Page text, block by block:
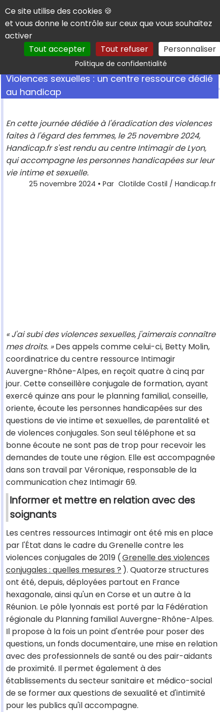
Panneau de gestion des cookies
Ce site utilise des cookies 🍪
et vous donne le contrôle sur ceux que vous souhaitez
activer
Tout accepter
Tout refuser Personnaliser
Politique de confidentialitéRechercher
Violences sexuelles : un centre ressource dédié
au handicap
En cette journée dédiée à l'éradication des violences
faites à l'égard des femmes, le 25 novembre 2024,
Handicap.fr s'est rendu au centre Intimagir de Lyon,
qui accompagne les personnes handicapées sur leur
vie intime et sexuelle.
25 novembre 2024 • Par Clotilde Costil / Handicap.fr
« J'ai subi des violences sexuelles, j'aimerais connaître
mes droits. »Des appels comme celui-ci, Betty Molin,
coordinatrice du centre ressource Intimagir
Auvergne-Rhône-Alpes, en reçoit quatre à cinq par
jour. Cette conseillère conjugale de formation, ayant
exercé quinze ans pour le planning familial, conseille,
oriente, écoute les personnes handicapées sur des
questions de vie intime et sexuelles, de parentalité et
de violences conjugales. Son seul téléphone et sa
bonne écoute ne sont pas de trop pour recevoir les
demandes de toute une région. Elle est accompagnée
dans son travail par Véronique, responsable de la
communication chez Intimagir 69.
Informer et mettre en relation avec des
soignants
Les centres ressources Intimagir ont été mis en place
par l'État dans le cadre du Grenelle contre les
violences conjugales de 2019 (Grenelle des violences
conjugales : quelles mesures ? ). Quatorze structures
ont été, depuis, déployées partout en France
hexagonale, ainsi qu'un en Corse et un autre à la
Réunion. Le pôle lyonnais est porté par la Fédération
régionale du Planning familial Auvergne-Rhône-Alpes.
Il propose à la fois un point d'entrée pour poser des
questions, un fonds documentaire, une mise en relation
avec des professionnels de santé ou des pair-aidants
de proximité. Il permet également à des
établissements du secteur sanitaire et médico-social
de se former aux questions de sexualité et d'intimité
pour les publics qu'il accompagne.